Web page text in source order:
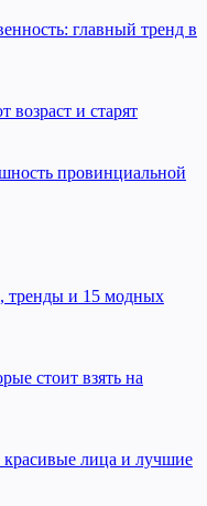
главный тренд в
и старят
провинциальной
тренды и 15 модных
стоит взять на
лица и лучшие